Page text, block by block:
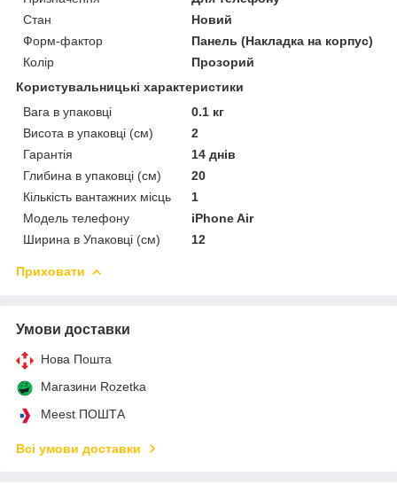
Стан
Новий
Форм-фактор
Панель (Накладка на корпус)
Колір
Прозорий
Користувальницькі характеристики
Вага в упаковці
0.1 кг
Висота в упаковці (см)
2
Гарантія
14 днів
Глибина в упаковці (см)
20
Кількість вантажних місць
1
Модель телефону
iPhone Air
Ширина в Упаковці (см)
12
Приховати
Умови доставки
Нова Пошта
Магазини Rozetka
Meest ПОШТА
Всі умови доставки